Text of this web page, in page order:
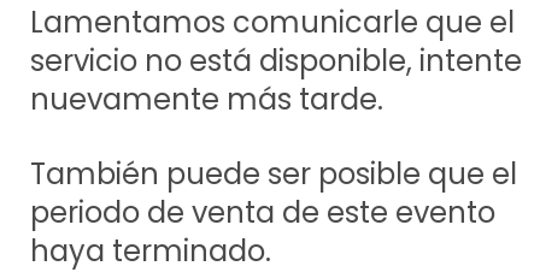
Lamentamos comunicarle que el
servicio no está disponible, intente
nuevamente más tarde.
También puede ser posible que el
periodo de venta de este evento
haya terminado.